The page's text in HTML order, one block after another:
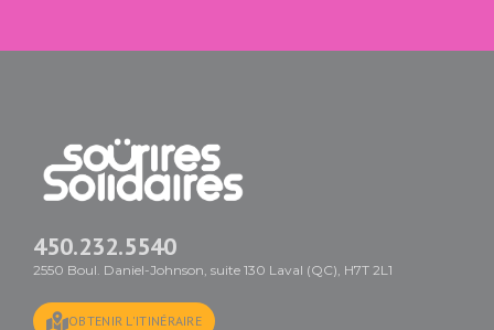
450.232.5540
2550 Boul. Daniel-Johnson, suite 130 Laval (QC), H7T 2L1
OBTENIR L'ITINÉRAIRE